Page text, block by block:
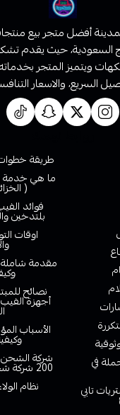
أفضل متجر بيع
السعودية، حيث يقدم
ويتميز المتجر
السريع، والاسعار
في
تابي
طريقة
(
فوائد
بلتدخين
اوقات
مقدمة
نصائح
أجهزة
الأسباب
شركة الشحن
200 شركة شحن داخلية ودولية
نظام